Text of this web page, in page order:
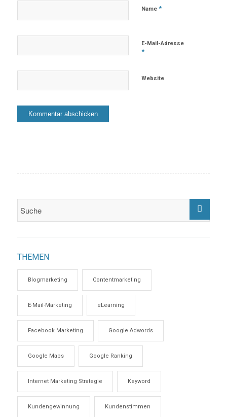
Name *
E-Mail-Adresse
*
Website
THEMEN
Blogmarketing Contentmarketing
E-Mail-Marketing eLearning
Facebook Marketing Google Adwords
Google Maps Google Ranking
Internet Marketing Strategie Keyword
Kundengewinnung Kundenstimmen